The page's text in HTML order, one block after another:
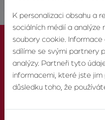
KONTAKTUJTE NÁS
K personalizaci obsahu a
sociálních médií a analýze
soubory cookie.
sdílíme se svými partnery
analýzy. Partneři tyto
informacemi, které jste
důsledku toho, že